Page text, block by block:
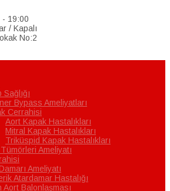
- 19:00
/ Kapalı
No:2
Bypass Ameliyatları
Cerrahisi
Aort Kapak Hastalıkları
Mitral Kapak Hastalıkları
Triküspid Kapak Hastalıkları
Ameliyatı
Ameliyatı
Atardamar Hastalığı
Aort Balonlaşması